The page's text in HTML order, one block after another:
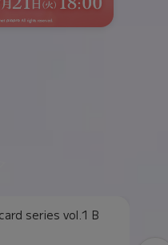
card series vol.1 B